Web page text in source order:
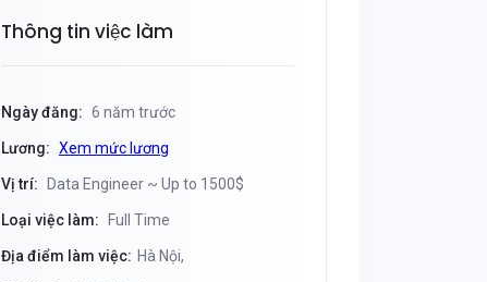
Thông tin việc làm
Ngày đăng: 6 năm trước
Lương: Xem mức lương
Vị trí: Data Engineer ~ Up to 1500$
Loại việc làm: Full Time
Địa điểm làm việc: Hà Nội,